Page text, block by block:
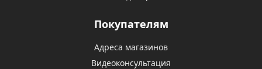
Покупателям
Адреса магазинов
Видеоконсультация